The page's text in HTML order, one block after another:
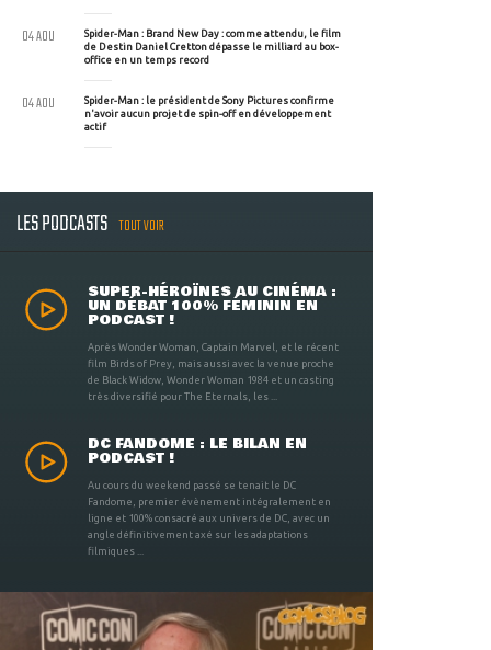
Spider-Man : Brand New Day : comme attendu, le film
de Destin Daniel Cretton dépasse le milliard au box-
office en un temps record
04 AOU
Spider-Man : le président de Sony Pictures confirme
n'avoir aucun projet de spin-off en développement
actif
04 AOU
LES PODCASTS TOUT VOIR
SUPER-HÉROÏNES AU CINÉMA :
UN DÉBAT 100% FÉMININ EN
PODCAST !
Après Wonder Woman, Captain Marvel, et le récent
film Birds of Prey, mais aussi avec la venue proche
de Black Widow, Wonder Woman 1984 et un casting
très diversifié pour The Eternals, les ...
DC FANDOME : LE BILAN EN
PODCAST !
Au cours du weekend passé se tenait le DC
Fandome, premier évènement intégralement en
ligne et 100% consacré aux univers de DC, avec un
angle définitivement axé sur les adaptations
filmiques ...